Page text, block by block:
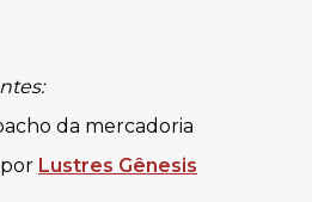
da mercadoria
Lustres Gênesis